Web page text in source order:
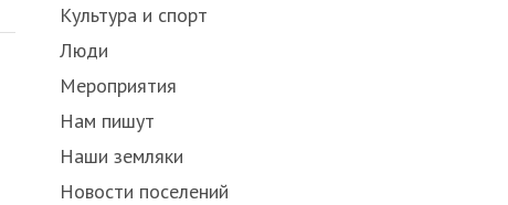
Культура и спорт
Люди
Мероприятия
Нам пишут
Наши земляки
Новости поселений